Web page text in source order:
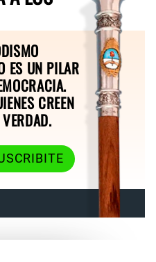
ES UN PILAR
CREEN